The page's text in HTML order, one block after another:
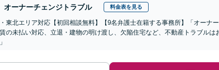
オーナーチェンジトラブル 料金表を見る
東北エリア対応【初回相談無料】【9名弁護士在籍する事務所】「オーナ
の未払い対応、立退・建物の明け渡し、欠陥住宅など、不動産トラブル